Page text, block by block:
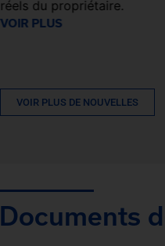
réels du propriétaire.
VOIR PLUS
VOIR PLUS DE NOUVELLES
Documents